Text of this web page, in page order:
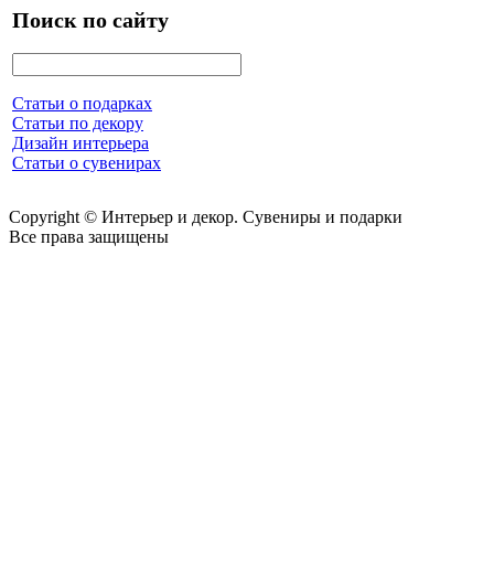
Поиск по сайту
Статьи о подарках
Статьи по декору
Дизайн интерьера
Статьи о сувенирах
Copyright © Интерьер и декор. Сувениры и подарки
Все права защищены